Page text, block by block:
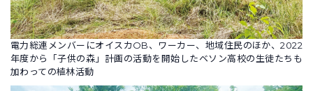
電力総連メンバーにオイスカOB、ワーカー、地域住民のほか、2022
年度から「子供の森」計画の活動を開始したベソン高校の生徒たちも
加わっての植林活動